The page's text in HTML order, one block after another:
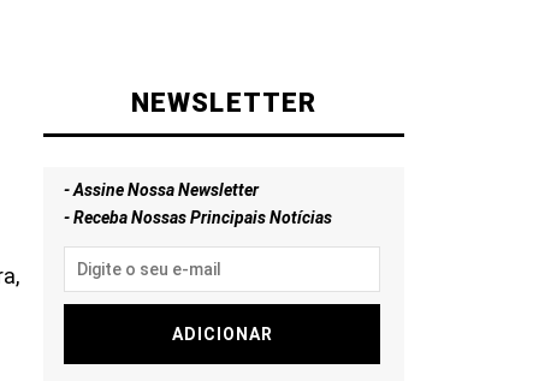
NEWSLETTER
- Assine Nossa Newsletter
- Receba Nossas Principais Notícias
ADICIONAR